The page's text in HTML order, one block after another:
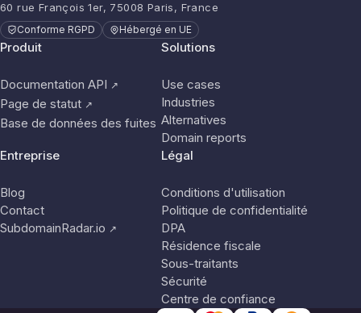
60 rue François 1er, 75008 Paris, France
Conforme RGPD Hébergé en UE
Produit
Documentation API ↗
Page de statut ↗
Base de données des fuites
Solutions
Use cases
Industries
Alternatives
Domain reports
Entreprise
Blog
Contact
SubdomainRadar.io ↗
Légal
Conditions d'utilisation
Politique de confidentialité
DPA
Résidence fiscale
Sous-traitants
Sécurité
Centre de confiance